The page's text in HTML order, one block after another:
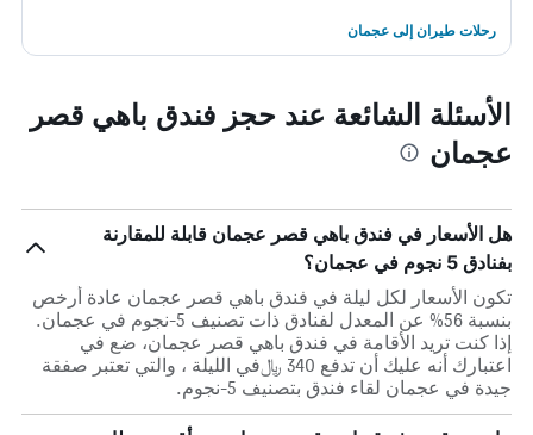
رحلات طيران إلى عجمان
الأسئلة الشائعة عند حجز فندق باهي قصر
عجمان
هل الأسعار في فندق باهي قصر عجمان قابلة للمقارنة
بفنادق 5 نجوم في عجمان؟
تكون الأسعار لكل ليلة في فندق باهي قصر عجمان عادة أرخص
بنسبة 56% عن المعدل لفنادق ذات تصنيف 5-نجوم في عجمان.
إذا كنت تريد الأقامة في فندق باهي قصر عجمان، ضع في
اعتبارك أنه عليك أن تدفع 340 ﷼في الليلة ، والتي تعتبر صفقة
جيدة في عجمان لقاء فندق بتصنيف 5-نجوم.